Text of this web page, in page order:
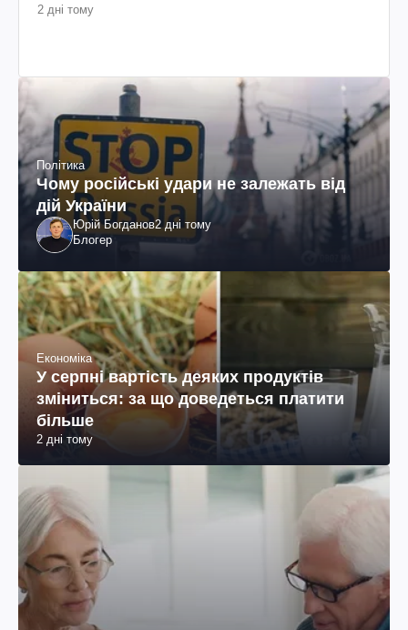
2 дні тому
Політика
Чому російські удари не залежать від
дій України
Юрій Богданов2 дні тому
Блогер
Економіка
У серпні вартість деяких продуктів
зміниться: за що доведеться платити
більше
2 дні тому